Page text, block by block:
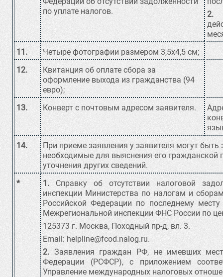
по уплате налогов.
2.
11.
Четыре фотографии размером 3,5х4,5 см;
12.
Квитанция об оплате сбора за
оформление выхода из гражданства (94
евро);
13.
Конверт с почтовым адресом заявителя.
14.
При приеме заявления у заявителя могут
необходимые для выяснения его гражданской
уточнения других сведений.
*
1. Справку об отсутствии налоговой
инспекции Министерства по налогам и
Российской Федерации по последнему
Межрегиональной инспекции ФНС России по
125373 г. Москва, Походный пр-д, вл. 3.
Email: helpline@fcod.nalog.ru.
2. Заявления граждан РФ, не имевших
Федерации (РСФСР), с приложением
Управление международных налоговых